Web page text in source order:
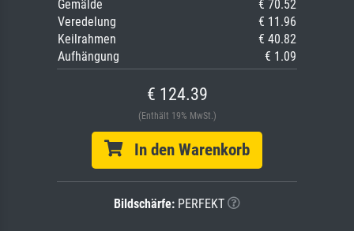
Gemälde
€ 70.52
Veredelung
€ 11.96
Keilrahmen
€ 40.82
Aufhängung
€ 1.09
€ 124.39
(Enthält 19% MwSt.)
In den Warenkorb
Bildschärfe: PERFEKT